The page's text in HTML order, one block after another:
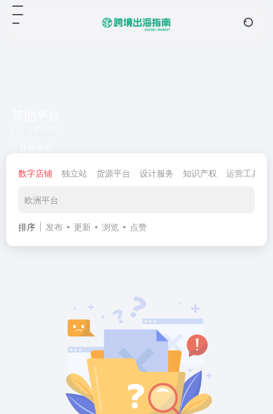
数字店铺 独立站 货源平台 设计服务 知识产权 运营工具
欧洲平台
排序 发布 更新 浏览 点赞